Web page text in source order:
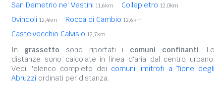
San Demetrio ne' Vestini 11,6km Collepietro 12,0km
Ovindoli 12,4km Rocca di Cambio 12,6km
Castelvecchio Calvisio 12,7km
In grassetto sono riportati i comuni confinanti. Le
distanze sono calcolate in linea d'aria dal centro urbano.
Vedi l'elenco completo dei comuni limitrofi a Tione degli
Abruzzi ordinati per distanza.